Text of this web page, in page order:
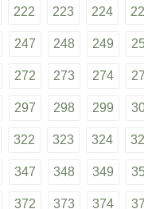
222 223 224
247 248 249
272 273 274
297 298 299
322 323 324
347 348 349
372 373 374